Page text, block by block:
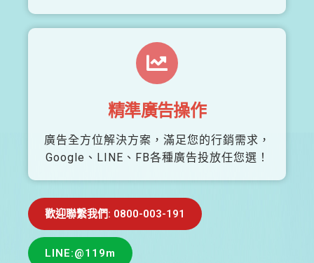
精準廣告操作
廣告全方位解決方案，滿足您的行銷需求，
Google、LINE、FB各種廣告投放任您選！
歡迎聯繫我們: 0800-003-191
LINE:@119m